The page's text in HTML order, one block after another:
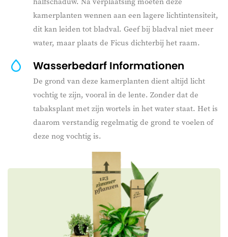
kamerplanten wennen aan een lagere lichtintensiteit,
dit kan leiden tot bladval. Geef bij bladval niet meer
water, maar plaats de Ficus dichterbij het raam.
Wasserbedarf Informationen
De grond van deze kamerplanten dient altijd licht
vochtig te zijn, vooral in de lente. Zonder dat de
tabaksplant met zijn wortels in het water staat. Het is
daarom verstandig regelmatig de grond te voelen of
deze nog vochtig is.